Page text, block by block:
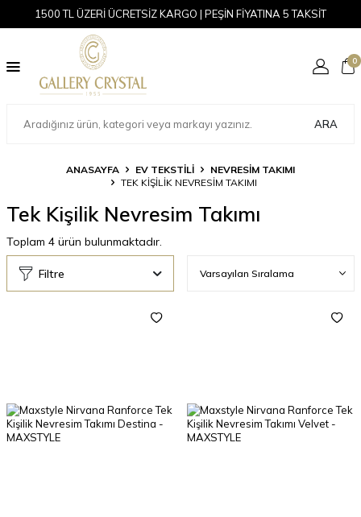
1500 TL ÜZERİ ÜCRETSİZ KARGO | PEŞİN FİYATINA 5 TAKSİT
ARA
0
ANASAYFA EV TEKSTİLİ
NEVRESIM TAKIMI
TEK KIŞILIK NEVRESIM TAKIMI
Tek Kişilik Nevresim Takımı
Toplam 4 ürün bulunmaktadır.
Filtre